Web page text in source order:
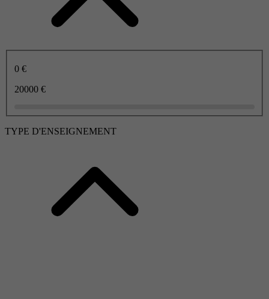
0 €
20000 €
TYPE D'ENSEIGNEMENT